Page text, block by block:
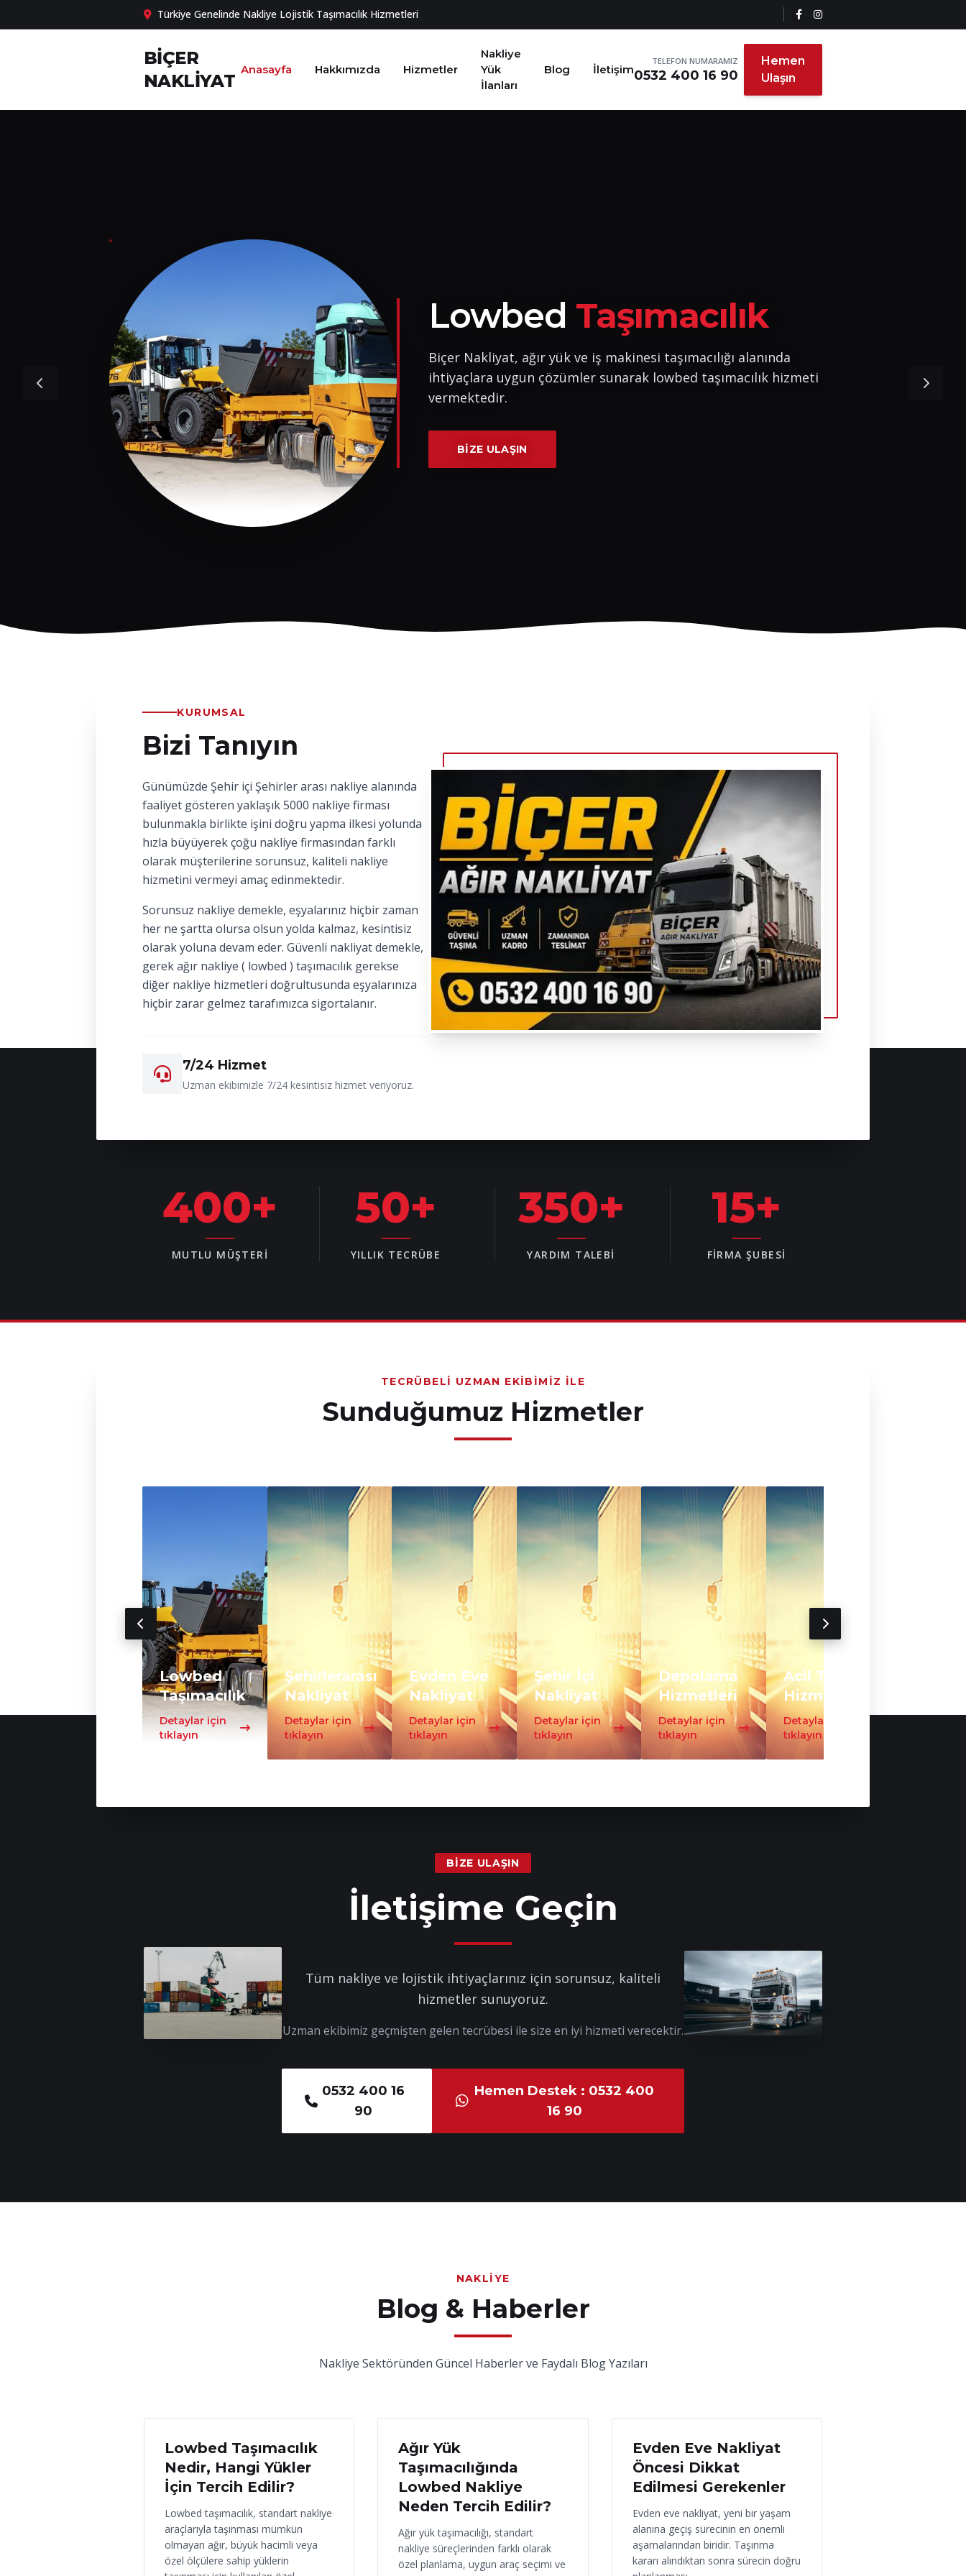
Türkiye Genelinde Nakliye Lojistik Taşımacılık Hizmetleri
BİÇER
NAKLİYAT
Anasayfa Hakkımızda Hizmetler
Nakliye
Yük
İlanları
Blog İletişim
TELEFON NUMARAMIZ
0532 400 16 90
Hemen
Ulaşın
Lowbed Taşımacılık
Biçer Nakliyat, ağır yük ve iş makinesi taşımacılığı alanında
ihtiyaçlara uygun çözümler sunarak lowbed taşımacılık hizmeti
vermektedir.
BIZE ULAŞIN
KURUMSAL
Bizi Tanıyın
Günümüzde Şehir içi Şehirler arası nakliye alanında
faaliyet gösteren yaklaşık 5000 nakliye firması
bulunmakla birlikte işini doğru yapma ilkesi yolunda
hızla büyüyerek çoğu nakliye firmasından farklı
olarak müşterilerine sorunsuz, kaliteli nakliye
hizmetini vermeyi amaç edinmektedir.
Sorunsuz nakliye demekle, eşyalarınız hiçbir zaman
her ne şartta olursa olsun yolda kalmaz, kesintisiz
olarak yoluna devam eder. Güvenli nakliyat demekle,
gerek ağır nakliye ( lowbed ) taşımacılık gerekse
diğer nakliye hizmetleri doğrultusunda eşyalarınıza
hiçbir zarar gelmez tarafımızca sigortalanır.
7/24 Hizmet
Uzman ekibimizle 7/24 kesintisiz hizmet veriyoruz.
400+
MUTLU MÜŞTERI
50+
YILLIK TECRÜBE
350+
YARDIM TALEBI
15+
FIRMA ŞUBESI
TECRÜBELI UZMAN EKIBIMIZ İLE
Sunduğumuz Hizmetler
Lowbed
Taşımacılık
Detaylar için
tıklayın
Şehirlerarası
Nakliyat
Detaylar için
tıklayın
Evden Eve
Nakliyat
Detaylar için
tıklayın
Şehir İçi
Nakliyat
Detaylar için
tıklayın
Depolama
Hizmetleri
Detaylar için
tıklayın
Acil Taşıma
Hizmeti
Detaylar için
tıklayın
BIZE ULAŞIN
İletişime Geçin
Tüm nakliye ve lojistik ihtiyaçlarınız için sorunsuz, kaliteli
hizmetler sunuyoruz.
Uzman ekibimiz geçmişten gelen tecrübesi ile size en iyi hizmeti verecektir.
0532 400 16
90
Hemen Destek : 0532 400
16 90
NAKLIYE
Blog & Haberler
Nakliye Sektöründen Güncel Haberler ve Faydalı Blog Yazıları
18 Haziran 2026
Lowbed Taşımacılık
Nedir, Hangi Yükler
İçin Tercih Edilir?
Lowbed taşımacılık, standart nakliye
araçlarıyla taşınması mümkün
olmayan ağır, büyük hacimli veya
özel ölçülere sahip yüklerin
17 Haziran 2026
Ağır Yük
Taşımacılığında
Lowbed Nakliye
Neden Tercih Edilir?
Ağır yük taşımacılığı, standart
nakliye süreçlerinden farklı olarak
özel planlama, uygun araç seçimi ve
16 Haziran 2026
Evden Eve Nakliyat
Öncesi Dikkat
Edilmesi Gerekenler
Evden eve nakliyat, yeni bir yaşam
alanına geçiş sürecinin en önemli
aşamalarından biridir. Taşınma
kararı alındıktan sonra sürecin doğru